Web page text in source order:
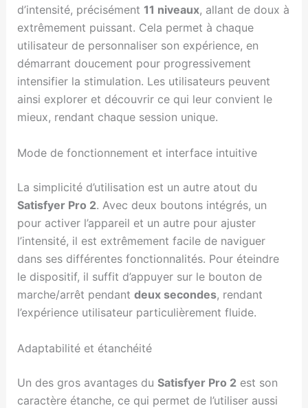
d’intensité, précisément 11 niveaux, allant de doux à
extrêmement puissant. Cela permet à chaque
utilisateur de personnaliser son expérience, en
démarrant doucement pour progressivement
intensifier la stimulation. Les utilisateurs peuvent
ainsi explorer et découvrir ce qui leur convient le
mieux, rendant chaque session unique.
Mode de fonctionnement et interface intuitive
La simplicité d’utilisation est un autre atout du
Satisfyer Pro 2. Avec deux boutons intégrés, un
pour activer l’appareil et un autre pour ajuster
l’intensité, il est extrêmement facile de naviguer
dans ses différentes fonctionnalités. Pour éteindre
le dispositif, il suffit d’appuyer sur le bouton de
marche/arrêt pendant deux secondes, rendant
l’expérience utilisateur particulièrement fluide.
Adaptabilité et étanchéité
Un des gros avantages du Satisfyer Pro 2est son
caractère étanche, ce qui permet de l’utiliser aussi